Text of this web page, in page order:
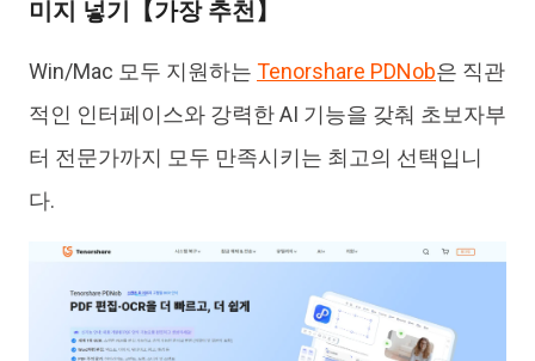
미지 넣기【가장 추천】
Win/Mac 모두 지원하는 Tenorshare PDNob은 직관
적인 인터페이스와 강력한 AI 기능을 갖춰 초보자부
터 전문가까지 모두 만족시키는 최고의 선택입니
다.